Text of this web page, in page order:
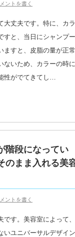
ントを書く
大丈夫です。特に、カ
すと、当日にシャンプ
ますと、皮脂の量が正
ないため、カラーの時
性がでてきてし…
階段になってい
のまま入れる美
ントを書く
です。美容室によって
いユニバーサルデザイ